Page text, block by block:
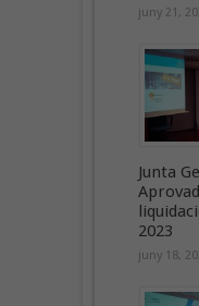
juny 21,
Junta
2023
juny 18,